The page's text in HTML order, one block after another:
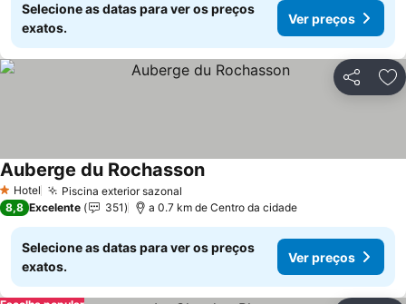
Selecione as datas para ver os preços
exatos.
Ver preços
Partilhar
1 Estrelas
Hotel Piscina exterior sazonal
Auberge du Rochasson
8,8 Excelente 351 a 0.7 km de Centro da cidade
Selecione as datas para ver os preços
exatos.
Ver preços